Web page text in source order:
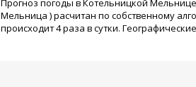
Прогноз погоды в Котельницкой
Мельница ) расчитан по собственному
происходит 4 раза в сутки.